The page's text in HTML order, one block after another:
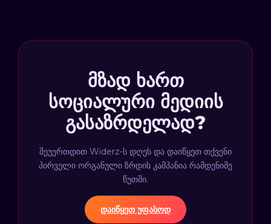
მზად ხართ
სოციალური მედიის
გასაზრდელად?
შეუერთდით Widerz-ს დღეს და დაიწყეთ თქვენი
პირველი ორგანული ზრდის კამპანია რამდენიმე
წუთში.
დაიწყეთ უფასოდ